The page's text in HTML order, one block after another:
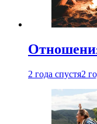
2 года спустя2